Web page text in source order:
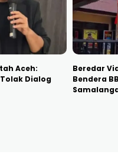
Aceh:
Dialog
Beredar
Bendera